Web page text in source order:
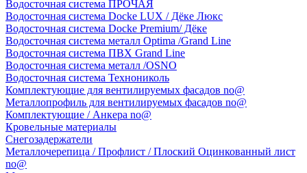
Водосточная система ПРОЧАЯ
Водосточная система Docke LUX / Дёке Люкс
Водосточная система Docke Premium/ Дёке
Водосточная система металл Optima /Grand Line
Водосточная система ПВХ Grand Line
Водосточная система металл /OSNO
Водосточная система Технониколь
Комплектующие для вентилируемых фасадов no@
Металлопрофиль для вентилируемых фасадов no@
Комплектующие / Анкера no@
Кровельные материалы
Снегозадержатели
Металлочерепица / Профлист / Плоский Оцинкованный лист
no@